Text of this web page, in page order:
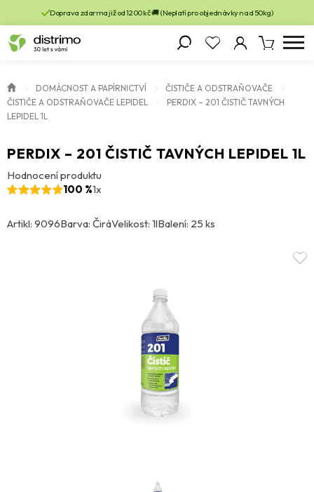
Doprava zdarma již od 1200 kč 🚚 (Neplatí pro objednávky nad 50kg)
DOMÁCNOST A PAPÍRNICTVÍ
ČISTIČE A ODSTRAŇOVAČE
ČISTIČE A ODSTRAŇOVAČE LEPIDEL
PERDIX – 201 ČISTIČ TAVNÝCH
LEPIDEL 1L
PERDIX – 201 ČISTIČ TAVNÝCH LEPIDEL 1L
Hodnocení produktu
100 %1x
Artikl: 9096Barva: ČiráVelikost: 1lBalení: 25 ks